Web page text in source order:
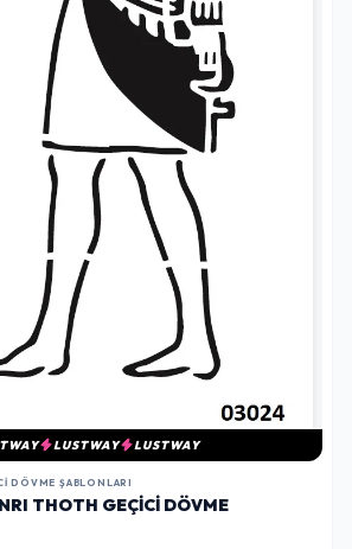
LUSTWAY LUSTWAY
DÖVME ŞABLONLARI
THOTH GEÇICI DÖVME